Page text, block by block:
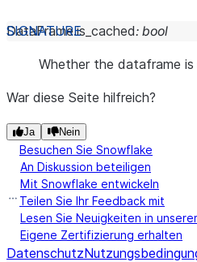
DataFrame.is_cached: bool
Whether the dataframe is
War diese Seite hilfreich?
Ja Nein
Besuchen Sie Snowflake
An Diskussion beteiligen
Mit Snowflake entwickeln
Teilen Sie Ihr Feedback mit
Lesen Sie Neuigkeiten in
Eigene Zertifizierung erhalten
Datenschutz